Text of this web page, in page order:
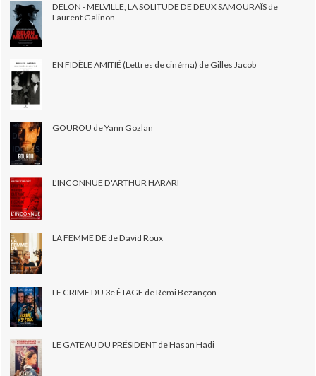
DELON - MELVILLE, LA SOLITUDE DE DEUX SAMOURAÏS de
Laurent Galinon
EN FIDÈLE AMITIÉ (Lettres de cinéma) de Gilles Jacob
GOUROU de Yann Gozlan
L'INCONNUE D'ARTHUR HARARI
LA FEMME DE de David Roux
LE CRIME DU 3e ÉTAGE de Rémi Bezançon
LE GÂTEAU DU PRÉSIDENT de Hasan Hadi